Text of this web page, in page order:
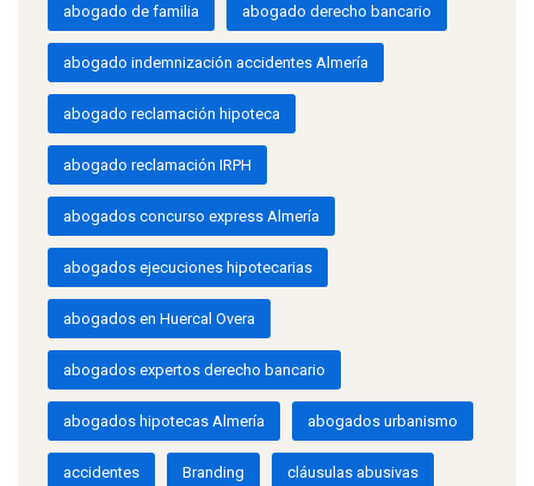
abogado de familia abogado derecho bancario
abogado indemnización accidentes Almería
abogado reclamación hipoteca
abogado reclamación IRPH
abogados concurso express Almería
abogados ejecuciones hipotecarias
abogados en Huercal Overa
abogados expertos derecho bancario
abogados hipotecas Almería abogados urbanismo
accidentes Branding cláusulas abusivas